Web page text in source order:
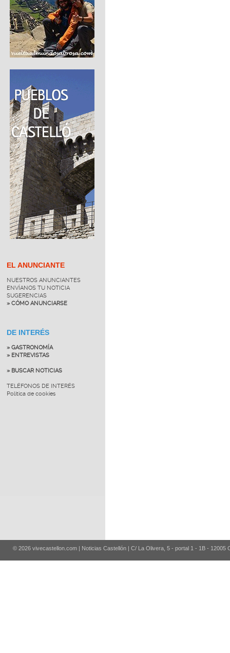
EL ANUNCIANTE
NUESTROS ANUNCIANTES
ENVÍANOS TU NOTICIA
SUGERENCIAS
» CÓMO ANUNCIARSE
DE INTERÉS
» GASTRONOMÍA
» ENTREVISTAS
» BUSCAR NOTICIAS
TELÉFONOS DE INTERÉS
Política de cookies
© 2026 vivecastellon.com | Noticias Castellón | C/ La Olivera, 5 - portal 1 - 1B - 12005